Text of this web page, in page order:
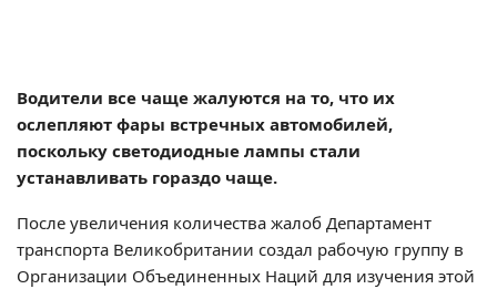
Водители все чаще жалуются на то, что их
ослепляют фары встречных автомобилей,
поскольку светодиодные лампы стали
устанавливать гораздо чаще.
После увеличения количества жалоб Департамент
транспорта Великобритании создал рабочую группу в
Организации Объединенных Наций для изучения этой